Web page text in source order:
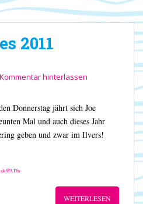
2011
Kommentar hinterlassen
Donnerstag jährt sich Joe
Mal und auch dieses Jahr
geben und zwar im Ilvers!
PATJn
WEITERLESEN